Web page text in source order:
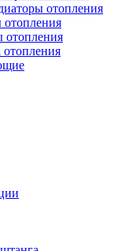
отопления
отопления
отопления
отопления